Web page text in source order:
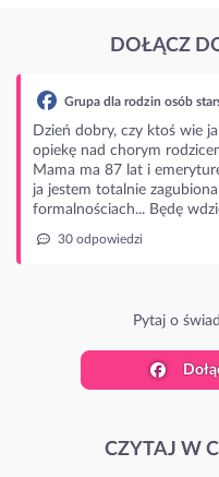
DOŁĄCZ
starszych
jakie świadczenia przysługują
1800 zł..., wymaga stałej
w tych wszystkich
za każdą
i formalności.
CZYTAJ W